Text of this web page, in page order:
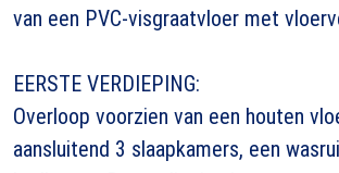
van een PVC-visgraatvloer met
EERSTE VERDIEPING:
Overloop voorzien van een houten
aansluitend 3 slaapkamers, een